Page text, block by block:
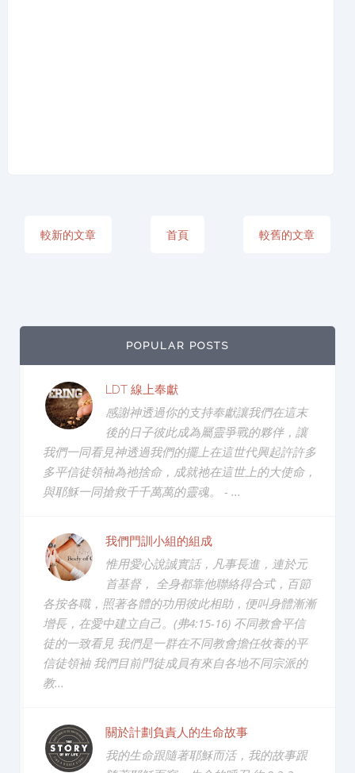
較新的文章 較舊的文章
首頁
POPULAR POSTS
LDT 線上奉獻
感謝神透過你的支持奉獻讓我們在這末
後的日子彼此成為屬靈爭戰的夥伴，讓
我們一同看見神透過我們的擺上在這世代興起許許多
多平信徒領袖為祂捨命，成就祂在這世上的大使命，
與耶穌一同搶救千千萬萬的靈魂。 - ...
我們門訓小組的組成
惟用愛心說誠實話，凡事長進，連於元
首基督， 全身都靠他聯絡得合式，百節
各按各職，照著各體的功用彼此相助，便叫身體漸漸
增長，在愛中建立自己。(弗4:15-16) 不同教會平信
徒的一致看見 我們是一群在不同教會擔任牧養的平
信徒領袖 我們目前門徒成員有來自各地不同宗派的
教...
關於計劃負責人的生命故事
我的生命跟隨著耶穌而活，我的故事跟